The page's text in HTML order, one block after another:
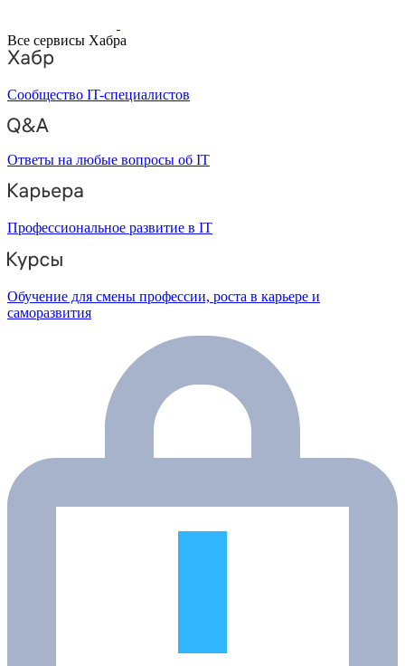
Все сервисы Хабра
Сообщество IT-специалистов
Ответы на любые вопросы об IT
Профессиональное развитие в IT
Обучение для смены профессии, роста в карьере и
саморазвития